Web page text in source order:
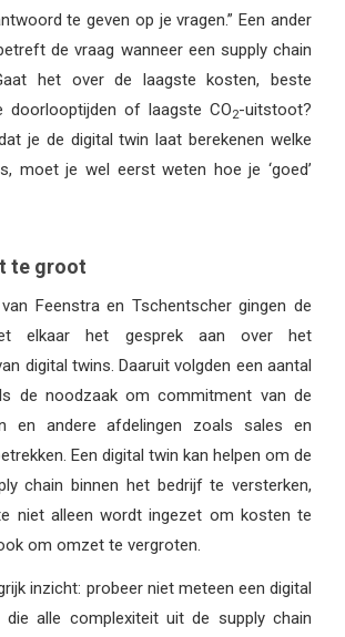
te geven op je vragen.” Een ander
de vraag wanneer een supply chain
het over de laagste kosten, beste
doorlooptijden of laagste CO2-uitstoot?
je de digital twin laat berekenen welke
moet je wel eerst weten hoe je ‘goed’
te groot
Feenstra en Tschentscher gingen de
elkaar het gesprek aan over het
digital twins. Daaruit volgden een aantal
de noodzaak om commitment van de
en andere afdelingen zoals sales en
Een digital twin kan helpen om de
chain binnen het bedrijf te versterken,
niet alleen wordt ingezet om kosten te
om omzet te vergroten.
inzicht: probeer niet meteen een digital
alle complexiteit uit de supply chain